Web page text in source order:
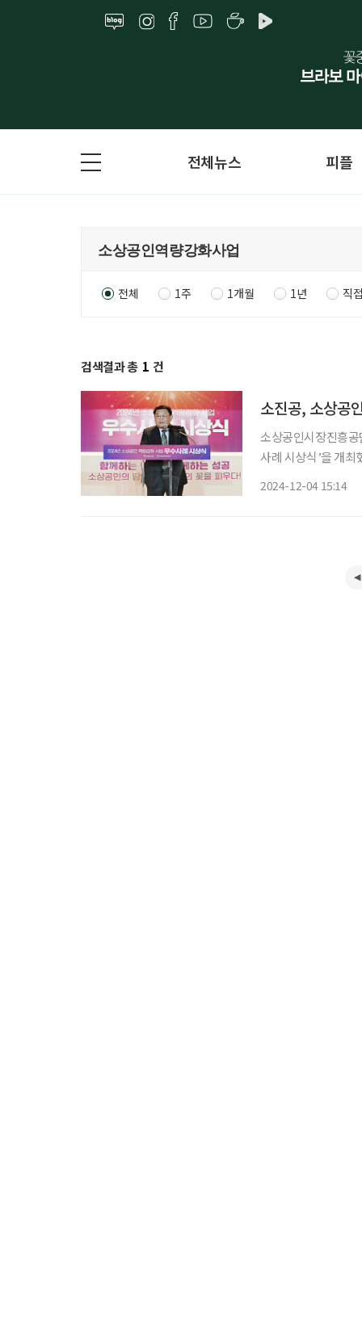
전체뉴스 피플
전체 1주 1개월 1년 직
검색결과 총 1 건
소진공, 소상공
소상공인시장진흥
사례 시상식’을 개최했다. 이번 시상식은 소상공인 역량강화사업(교육,
2024-12-04 15:14